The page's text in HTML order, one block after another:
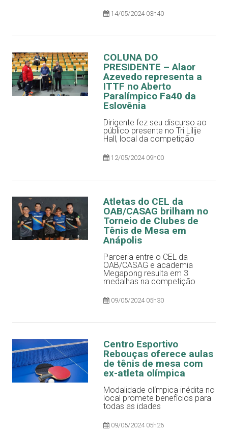
14/05/2024 03h40
COLUNA DO
PRESIDENTE – Alaor
Azevedo representa a
ITTF no Aberto
Paralímpico Fa40 da
Eslovênia
Dirigente fez seu discurso ao
público presente no Tri Lilije
Hall, local da competição
12/05/2024 09h00
Atletas do CEL da
OAB/CASAG brilham no
Torneio de Clubes de
Tênis de Mesa em
Anápolis
Parceria entre o CEL da
OAB/CASAG e academia
Megapong resulta em 3
medalhas na competição
09/05/2024 05h30
Centro Esportivo
Rebouças oferece aulas
de tênis de mesa com
ex-atleta olímpica
Modalidade olímpica inédita no
local promete benefícios para
todas as idades
09/05/2024 05h26